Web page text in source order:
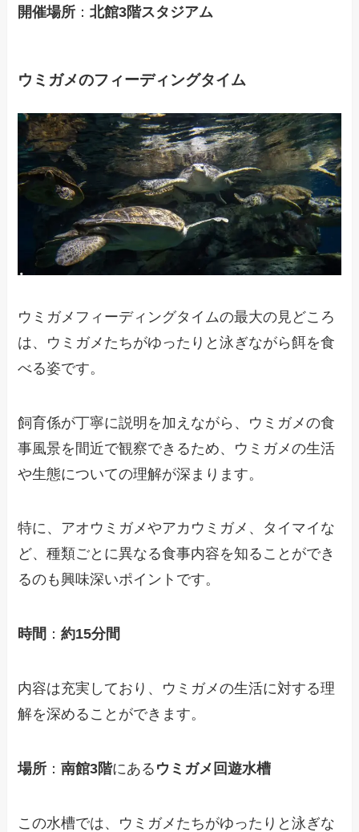
開催場所 ：北館3階スタジアム
ウミガメのフィーディングタイム
ウミガメフィーディングタイムの最大の見どころ
は、ウミガメたちがゆったりと泳ぎながら餌を食
べる姿です。
飼育係が丁寧に説明を加えながら、ウミガメの食
事風景を間近で観察できるため、ウミガメの生活
や生態についての理解が深まります。
特に、アオウミガメやアカウミガメ、タイマイな
ど、種類ごとに異なる食事内容を知ることができ
るのも興味深いポイントです。
時間 ：約15分間
内容は充実しており、ウミガメの生活に対する理
解を深めることができます。
場所 ：南館3階にある ウミガメ回遊水槽
この水槽では、ウミガメたちがゆったりと泳ぎな